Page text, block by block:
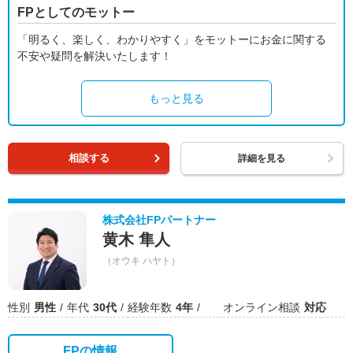
FPとしてのモットー
「明るく、楽しく、わかりやすく」をモットーにお金に関する
不安や疑問を解決いたします！
もっと見る
相談する 詳細を見る
株式会社FPパートナー
黄木 隼人
（オウキ ハヤト）
性別 男性 年代 30代 経験年数 4年 オンライン相談 対応